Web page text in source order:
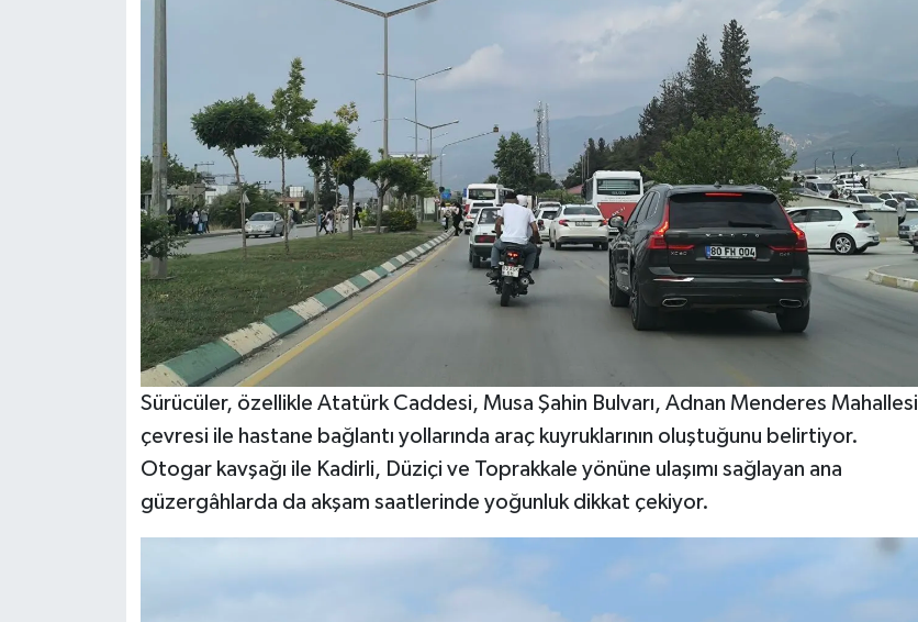
Sürücüler, özellikle Atatürk Caddesi, Musa Şahin Bulvarı, Adnan Menderes Mahallesi
çevresi ile hastane bağlantı yollarında araç kuyruklarının oluştuğunu belirtiyor.
Otogar kavşağı ile Kadirli, Düziçi ve Toprakkale yönüne ulaşımı sağlayan ana
güzergâhlarda da akşam saatlerinde yoğunluk dikkat çekiyor.